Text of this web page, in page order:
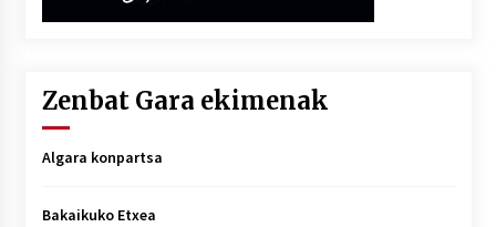
Zenbat Gara ekimenak
Algara konpartsa
Bakaikuko Etxea